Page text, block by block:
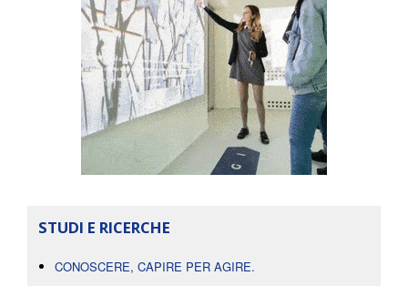
STUDI E RICERCHE
CONOSCERE, CAPIRE PER AGIRE.